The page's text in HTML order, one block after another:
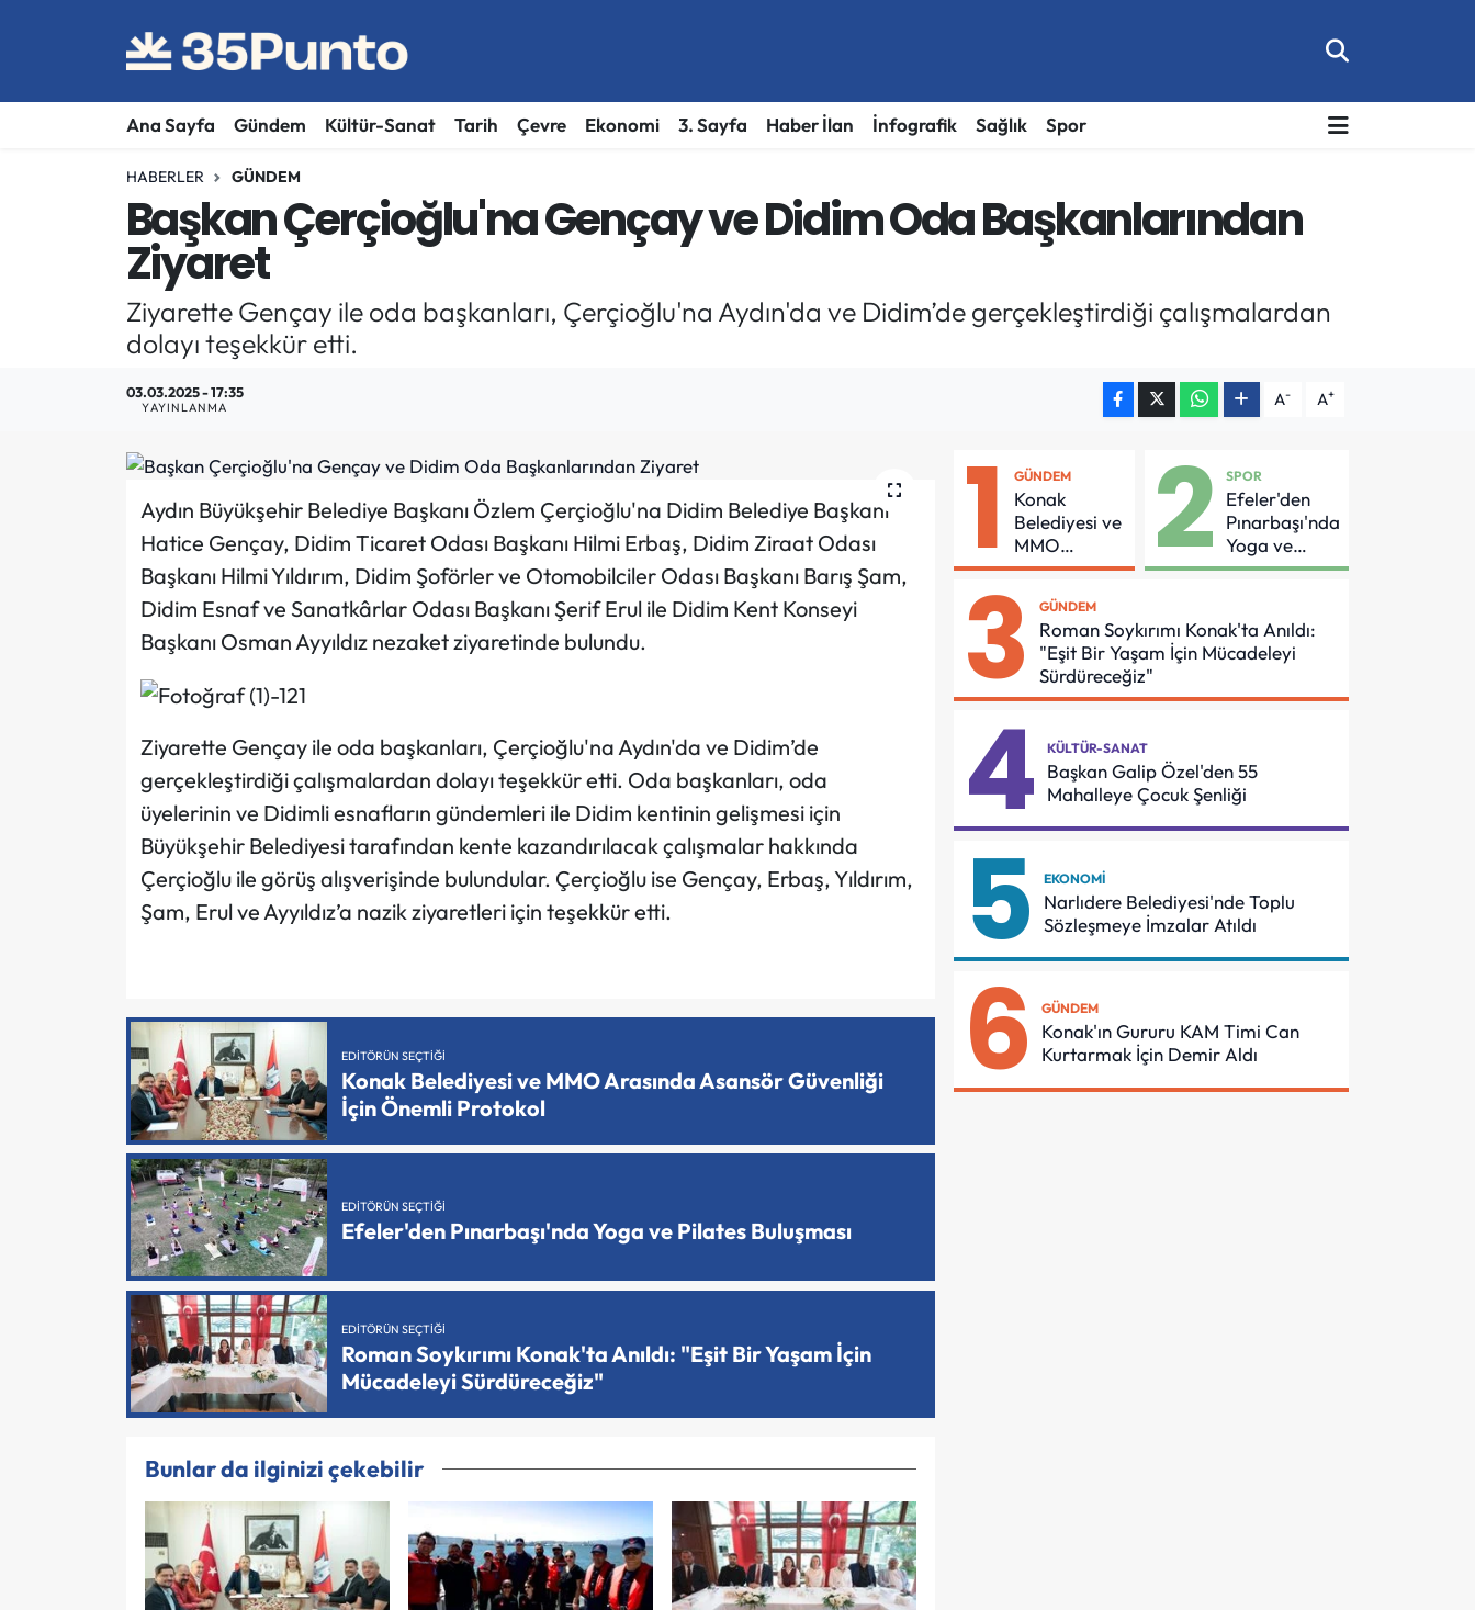
Ana Sayfa Gündem Kültür-Sanat Tarih Çevre Ekonomi 3. Sayfa Haber İlan İnfografik Sağlık Spor
HABERLER GÜNDEM
Başkan Çerçioğlu'na Gençay ve Didim Oda Başkanlarından
Ziyaret
Ziyarette Gençay ile oda başkanları, Çerçioğlu'na Aydın'da ve Didim’de gerçekleştirdiği çalışmalardan
dolayı teşekkür etti.
03.03.2025 - 17:35
YAYINLANMA A- A+
Aydın Büyükşehir Belediye Başkanı Özlem Çerçioğlu'na Didim Belediye Başkanı
Hatice Gençay, Didim Ticaret Odası Başkanı Hilmi Erbaş, Didim Ziraat Odası
Başkanı Hilmi Yıldırım, Didim Şoförler ve Otomobilciler Odası Başkanı Barış Şam,
Didim Esnaf ve Sanatkârlar Odası Başkanı Şerif Erul ile Didim Kent Konseyi
Başkanı Osman Ayyıldız nezaket ziyaretinde bulundu.
Ziyarette Gençay ile oda başkanları, Çerçioğlu'na Aydın'da ve Didim’de
gerçekleştirdiği çalışmalardan dolayı teşekkür etti. Oda başkanları, oda
üyelerinin ve Didimli esnafların gündemleri ile Didim kentinin gelişmesi için
Büyükşehir Belediyesi tarafından kente kazandırılacak çalışmalar hakkında
Çerçioğlu ile görüş alışverişinde bulundular. Çerçioğlu ise Gençay, Erbaş, Yıldırım,
Şam, Erul ve Ayyıldız’a nazik ziyaretleri için teşekkür etti.
EDITÖRÜN SEÇTIĞI
Konak Belediyesi ve MMO Arasında Asansör Güvenliği
İçin Önemli Protokol
EDITÖRÜN SEÇTIĞI
Efeler'den Pınarbaşı'nda Yoga ve Pilates Buluşması
EDITÖRÜN SEÇTIĞI
Roman Soykırımı Konak'ta Anıldı: "Eşit Bir Yaşam İçin
Mücadeleyi Sürdüreceğiz"
Bunlar da ilginizi çekebilir
1 GÜNDEM
Konak
Belediyesi ve
MMO
Arasında
Güvenliği İçin
Önemli
Protokol
2 SPOR
Efeler'den
Pınarbaşı'nda
Yoga ve
Pilates
3 GÜNDEM
Roman Soykırımı Konak'ta Anıldı:
"Eşit Bir Yaşam İçin Mücadeleyi
Sürdüreceğiz"
4 KÜLTÜR-SANAT
Başkan Galip Özel'den 55
Mahalleye Çocuk Şenliği
5 EKONOMI
Narlıdere Belediyesi'nde Toplu
Sözleşmeye İmzalar Atıldı
6 GÜNDEM
Konak'ın Gururu KAM Timi Can
Kurtarmak İçin Demir Aldı